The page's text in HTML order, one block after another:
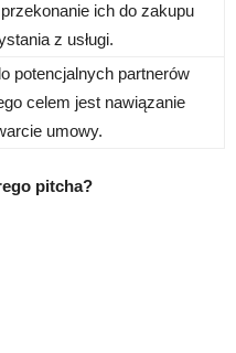
ich do zakupu
z usługi.
potencjalnych partnerów
celem jest nawiązanie
umowy.
pitcha?